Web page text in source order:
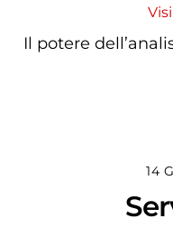
Il potere
14